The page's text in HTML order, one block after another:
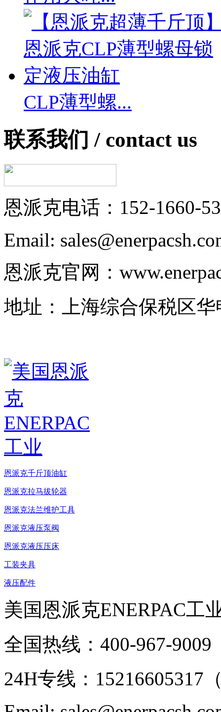
CLP薄型螺...
联系我们 / contact us
恩派克电话：152-1660-
Email:
恩派克官网：
地址：上海综合保税区华
恩派克千斤顶油缸
恩派克拉马拔轮器
恩派克法兰维护工具
恩派克液压泵阀
恩派克液压压床
工装夹具
液压配件
美国恩派克ENERPAC工
全国热线：400-967-9009
24H专线：15216605317